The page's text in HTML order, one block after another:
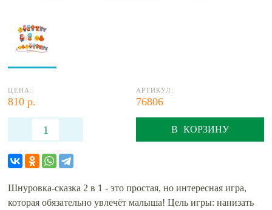
ЦЕНА:
810 р.
АРТИКУЛ:
76806
В КОРЗИНУ
Шнуровка-сказка 2 в 1 - это простая, но интересная игра,
которая обязательно увлечёт малыша! Цель игры: нанизать